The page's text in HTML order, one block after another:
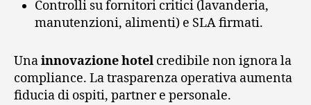
Controlli su fornitori critici (lavanderia,
manutenzioni, alimenti) e SLA firmati.
Unainnovazione hotel credibile non ignora la
compliance. La trasparenza operativa aumenta
fiducia di ospiti, partner e personale.